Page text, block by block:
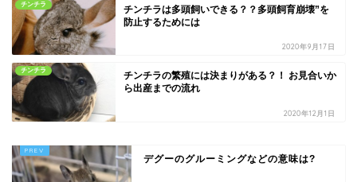
チンチラ
チンチラは多頭飼いできる？？多頭飼育崩壊”を
防止するためには
2020年9月17日
チンチラ
チンチラの繁殖には決まりがある？！ お見合いか
ら出産までの流れ
2020年12月1日
デグーのグルーミングなどの意味は?